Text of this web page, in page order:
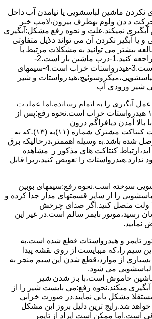
نکردن ماشین لباسشویی یا نیامدن آب داخل
دادن وﻟﻮم بهطرف ﺑﯿﺮون،ﻻﻣﭗ ﺧﺒﺮ
نمیکند.ﻋﻠﺖ و نحوه رﻓﻊ مشکل:آبگیری
یا آبگیر نکردن آن می تواند دلایل متفاوتی
بیشتر می توانید به مشکلات مرتبط با
آبگیری لباسشویی مراجعه کنید.1-درب ﻣﺎﺷﯿﻦ ﺑﺎز اﺳﺖ.2-
ﻣﯿﮑﺮوﺳﻮﺋﯿﭻ ﺧﺮاب اﺳﺖ.3-ﻫﯿﺪرواﺳﺘﺎت ﺧﺮاب اﺳﺖ.4-سیمهای
لباسشویی،ﻣﯿﮑﺮوﺳﻮﺋﯿﭻ،ﻫﯿﺪرواﺳﺘﺎت و ﺷﯿﺮ
ﻋﻤﻞ آﺑﮕﯿﺮی را ﺑﻪ اﺗﻤﺎم رﺳﺎﻧﺪه،اﻣﺎ ﻋﻤﻠﯿﺎت
ﺑﻌﺪی اﻧﺠﺎم نمیشود.۱٫ ﻫﯿﺪرواﺳﺘﺎت ﺧﺮاب اﺳﺖ.نحوه رﻓﻊ:ﭘﺲ از
ﺑﺎﻻ آﻣﺪن دﯾﺎﻓﺮاﮔﻢ درون
ﻫﯿﺪرواﺳﺘﺎت،میبایست ﮐﻨﺘﺎﮐﺖ ﻣﺸﺘﺮک شماره (۱۱)به (۱۳)،ﮐﻪ ﺑﻪ
ﺷﺪه ﺑﺎﺷﺪ.ﺑه وسیله اهممتر،درحالیکه ﺑﺮق
ﮐﻨﺘﺎﮐﺖ ﻫﺎی ﻣﺬﮐﻮر را ﻣﺸﺎﻫﺪه
ندارد،ﻫﯿﺪرواﺳﺘﺎت را ﺗﻌﻮﯾﺾ ﮐﻨﯿﺪ،زﯾﺮا قابل
ﺳﻮﺧﺘﻪ اﺳﺖ.نحوه رﻓﻊ:سیمهای ﺑﻮﺑﯿﻦ
را از ﺳﺎﯾﺮ قسمتهای ﻣﺪار ﺟﺪا کرده و
مستقیماً ﺑﻪ برق ۲۲۰ وﻟﺖ ﻣﺘﺼﻞ کنید.اﮔﺮ ﺻﺪای ﭼﺮﺧﺶ
رﺳﯿﺪ،ﻣﻮﺗﻮر ﺗﺎﯾﻤﺮ ﺳﺎﻟﻢ اﺳﺖ.در ﻏﯿﺮ اﯾﻦ
ﻧﻤﺎﯾﯿﺪ.
ﺗﺎﯾﻤﺮ و ﻫﯿﺪرواﺳﺘﺎت ﻗﻄﻊ ﺷﺪه اﺳﺖ.به
ﺳﯿﻢ را،ﮐﻪ میبایست از روی ﻧﻘﺸﻪ ﭘﯿﺪا
از موارد،ﻗﻄﻊ ﺷﺪن اﯾﻦ ﺳﯿﻢ ﻣﻨﺠﺮ ﺑﻪ
می شود.
ﻣﺎﺷﯿﻦ ﺧﺎﻣﻮش اﺳﺖ،ﺑﺎ ﺑﺎز ﺷﺪن ﺷﯿﺮ
میکند.نحوه رﻓﻊ:می بایست ﺷﯿﺮ را از
مشکل یابی نمایید.در صورت خرابی
خواهد شد.رایج ترین دلیل بروز این مشکل
است.اما ممکن است ایراد از تایمر